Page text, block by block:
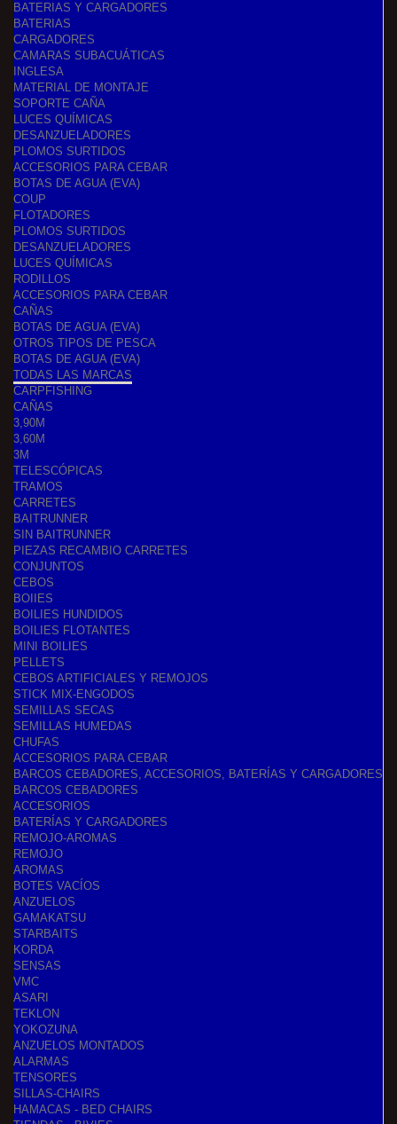
BATERIAS Y CARGADORES
BATERIAS
CARGADORES
CAMARAS SUBACUÁTICAS
INGLESA
MATERIAL DE MONTAJE
SOPORTE CAÑA
LUCES QUÍMICAS
DESANZUELADORES
PLOMOS SURTIDOS
ACCESORIOS PARA CEBAR
BOTAS DE AGUA (EVA)
COUP
FLOTADORES
PLOMOS SURTIDOS
DESANZUELADORES
LUCES QUÍMICAS
RODILLOS
ACCESORIOS PARA CEBAR
CAÑAS
BOTAS DE AGUA (EVA)
OTROS TIPOS DE PESCA
BOTAS DE AGUA (EVA)
TODAS LAS MARCAS
CARPFISHING
CAÑAS
3,90M
3,60M
3M
TELESCÓPICAS
TRAMOS
CARRETES
BAITRUNNER
SIN BAITRUNNER
PIEZAS RECAMBIO CARRETES
CONJUNTOS
CEBOS
BOIIES
BOILIES HUNDIDOS
BOILIES FLOTANTES
MINI BOILIES
PELLETS
CEBOS ARTIFICIALES Y REMOJOS
STICK MIX-ENGODOS
SEMILLAS SECAS
SEMILLAS HUMEDAS
CHUFAS
ACCESORIOS PARA CEBAR
BARCOS CEBADORES, ACCESORIOS, BATERÍAS Y CARGADORES
BARCOS CEBADORES
ACCESORIOS
BATERÍAS Y CARGADORES
REMOJO-AROMAS
REMOJO
AROMAS
BOTES VACÍOS
ANZUELOS
GAMAKATSU
STARBAITS
KORDA
SENSAS
VMC
ASARI
TEKLON
YOKOZUNA
ANZUELOS MONTADOS
ALARMAS
TENSORES
SILLAS-CHAIRS
HAMACAS - BED CHAIRS